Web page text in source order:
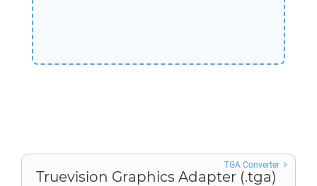
Truevision Graphics Adapter (.tga)
TGA Converter